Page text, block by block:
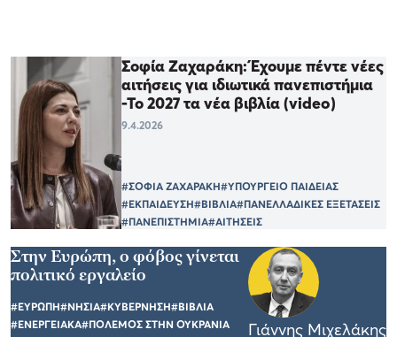
Σοφία Ζαχαράκη: Έχουμε πέντε νέες
αιτήσεις για ιδιωτικά πανεπιστήμια
-Το 2027 τα νέα βιβλία (video)
9.4.2026
#ΣΟΦΙΑ ΖΑΧΑΡΑΚΗ#ΥΠΟΥΡΓΕΙΟ ΠΑΙΔΕΙΑΣ
#ΕΚΠΑΙΔΕΥΣΗ#ΒΙΒΛΙΑ#ΠΑΝΕΛΛΑΔΙΚΕΣ ΕΞΕΤΑΣΕΙΣ
#ΠΑΝΕΠΙΣΤΗΜΙΑ#ΑΙΤΗΣΕΙΣ
Στην Ευρώπη, ο φόβος γίνεται
πολιτικό εργαλείο
#ΕΥΡΩΠΗ#ΝΗΣΙΑ#ΚΥΒΕΡΝΗΣΗ#ΒΙΒΛΙΑ
#ΕΝΕΡΓΕΙΑΚΑ#ΠΟΛΕΜΟΣ ΣΤΗΝ ΟΥΚΡΑΝΙΑ
Γιάννης Μιχελάκης